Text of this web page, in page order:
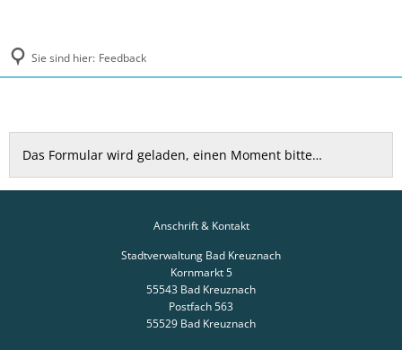
Sie sind hier: Feedback
Feedback
Das Formular wird geladen, einen Moment bitte…
Anschrift & Kontakt
Stadtverwaltung Bad Kreuznach
Kornmarkt 5
55543 Bad Kreuznach
Postfach 563
55529 Bad Kreuznach